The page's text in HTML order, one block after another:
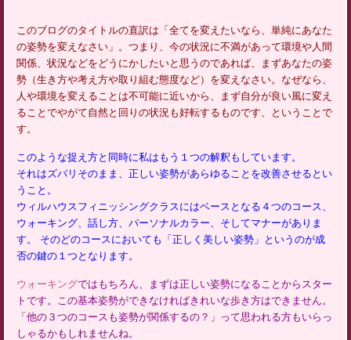
このブログのタイトルの直訳は「全てを変えたいなら、単純にあなた
の姿勢を変えなさい」。つまり、今の状況に不満があって環境や人間
関係、状況などをどうにかしたいと思うのであれば、まずあなたの姿
勢（生き方や考え方や取り組む態度など）を変えなさい。なぜなら、
人や環境を変えることは不可能に近いから、まず自分が良い風に変え
ることでやがて自然と回りの状況も好転するものです、ということで
す。
このような捉え方と同時に私はもう１つの解釈もしています。
それはズバリそのまま、正しい姿勢があらゆることを改善させるとい
うこと。
ウィルハウスフィニッシングクラスにはベースとなる４つのコース、
ウォーキング、話し方、パーソナルカラー、そしてマナーがありま
す。
そのどのコースにおいても「正しく美しい姿勢」というのが成
否の鍵の１つとなります。
ウォーキングではもちろん、まずは正しい姿勢になることからスター
トです。この基本姿勢ができなければきれいな歩き方はできません。
「他の３つのコースも姿勢が関係するの？」って思われる方もいらっ
しゃるかもしれませんね。